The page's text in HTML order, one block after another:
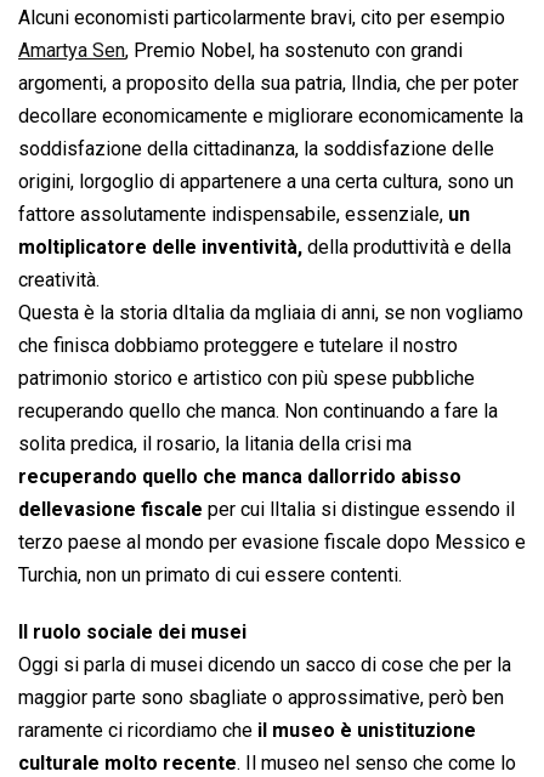
Alcuni economisti particolarmente bravi, cito per esempio
Amartya Sen, Premio Nobel, ha sostenuto con grandi
argomenti, a proposito della sua patria, lIndia, che per poter
decollare economicamente e migliorare economicamente la
soddisfazione della cittadinanza, la soddisfazione delle
origini, lorgoglio di appartenere a una certa cultura, sono un
fattore assolutamente indispensabile, essenziale, un
moltiplicatore delle inventività, della produttività e della
creatività.
Questa è la storia dItalia da mgliaia di anni, se non vogliamo
che finisca dobbiamo proteggere e tutelare il nostro
patrimonio storico e artistico con più spese pubbliche
recuperando quello che manca. Non continuando a fare la
solita predica, il rosario, la litania della crisi ma
recuperando quello che manca dallorrido abisso
dellevasione fiscale per cui lItalia si distingue essendo il
terzo paese al mondo per evasione fiscale dopo Messico e
Turchia, non un primato di cui essere contenti.
Il ruolo sociale dei musei
Oggi si parla di musei dicendo un sacco di cose che per la
maggior parte sono sbagliate o approssimative, però ben
raramente ci ricordiamo che il museo è unistituzione
culturale molto recente. Il museo nel senso che come lo